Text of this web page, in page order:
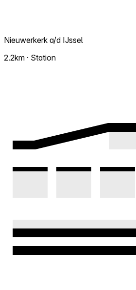
Nieuwerkerk a/d IJssel
2.2km · Station